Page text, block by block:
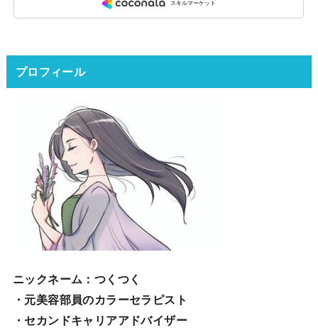
プロフィール
ニックネーム ：つくつく
・元美容部員のカラーセラピスト
・セカンドキャリアアドバイザー